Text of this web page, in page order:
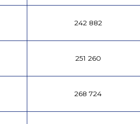
242 882
251 260
268 724